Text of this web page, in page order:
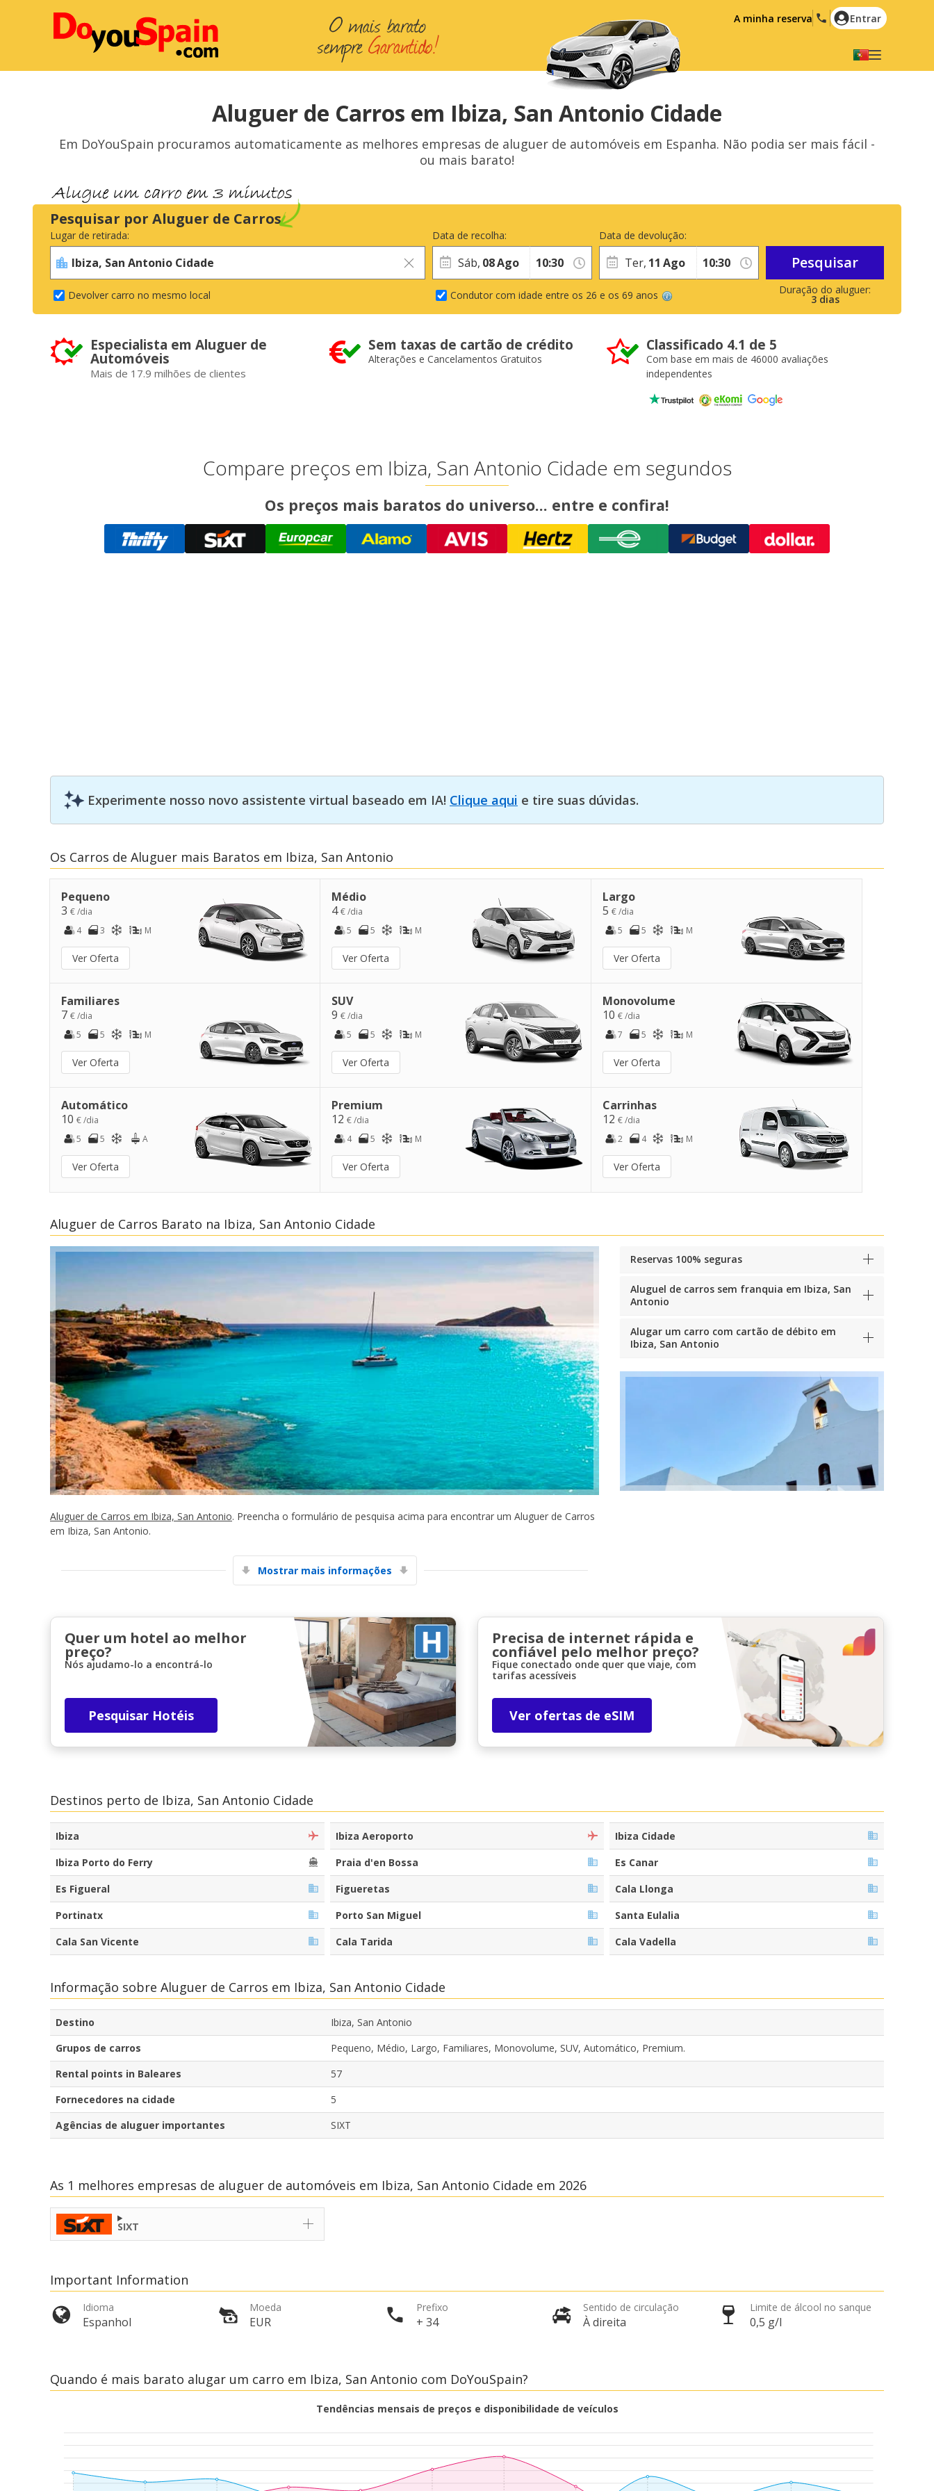
Descontos especiais
Aceda a ofertas exclusivas dos nossos
fornecedores
A minha reserva Entrar
English
Italiano
Nederlands
Русский
Hrvatski
العربية
Aluguer de Carros em Ibiza, San Antonio Cidade
Em DoYouSpain procuramos automaticamente as melhores empresas de aluguer de automóveis em Espanha. Não podia ser mais fácil -
ou mais barato!
Pesquisar por Aluguer de Carros
Lugar de retirada:
Devolver carro no mesmo local
Data de recolha:
Sáb, 08Ago
3 dias
Data de devolução:
Ter, 11 Ago
Condutor com idade entre os 26 e os 69 anos
Pesquisar
Especialista em Aluguer de
Automóveis
Mais de 17.9 milhões de clientes
Sem taxas de cartão de crédito
Alterações e Cancelamentos Gratuitos
Classificado 4.1 de 5
Com base em mais de 46000 avaliações
independentes
Compare preços em Ibiza, San Antonio Cidade em segundos
Os preços mais baratos do universo... entre e confira!
Experimente nosso novo assistente virtual baseado em IA! Clique aqui e tire suas dúvidas.
Os Carros de Aluguer mais Baratos em Ibiza, San Antonio
Pequeno
3 € /dia
4
3 M
Ver Oferta
Médio
4€ /dia
5
5 M
Ver Oferta
Largo
5 € /dia
5
5 M
Ver Oferta
Familiares
7 € /dia
5
5 M
Ver Oferta
SUV
9€ /dia
5
5 M
Ver Oferta
Monovolume
10 € /dia
7
5 M
Ver Oferta
Automático
10 € /dia
5
5 A
Ver Oferta
Premium
12€ /dia
4
5 M
Ver Oferta
Carrinhas
12 € /dia
2
4 M
Ver Oferta
Aluguer de Carros Barato na Ibiza, San Antonio Cidade
Aluguer de Carros em Ibiza, San Antonio. Preencha o formulário de pesquisa acima para encontrar um Aluguer de Carros
em Ibiza, San Antonio.
Mostrar mais informações
Reservas 100% seguras
Aluguel de carros sem franquia em Ibiza, San
Antonio
Alugar um carro com cartão de débito em
Ibiza, San Antonio
Quer um hotel ao melhor
preço?
Nós ajudamo-lo a encontrá-lo
Pesquisar Hotéis
Precisa de internet rápida e
confiável pelo melhor preço?
Fique conectado onde quer que viaje, com
tarifas acessíveis
Ver ofertas de eSIM
Destinos perto de Ibiza, San Antonio Cidade
Ibiza Ibiza Aeroporto
Ibiza Cidade
Ibiza Porto do Ferry
Praia d'en Bossa
Es Canar
Es Figueral
Figueretas
Cala Llonga
Portinatx
Porto San Miguel
Santa Eulalia
Cala San Vicente
Cala Tarida Cala Vadella
Informação sobre Aluguer de Carros em Ibiza, San Antonio Cidade
Destino
Ibiza, San Antonio
Grupos de carros
Pequeno, Médio, Largo, Familiares, Monovolume, SUV, Automático, Premium.
Rental points in Baleares
57
Fornecedores na cidade
5
Agências de aluguer importantes
SIXT
As 1 melhores empresas de aluguer de automóveis em Ibiza, San Antonio Cidade em 2026
SIXT
Important Information
Idioma
Espanhol
Moeda
EUR
Prefixo
+ 34
Sentido de circulação
À direita
Limite de álcool no sanque
0,5 g/l
Quando é mais barato alugar um carro em Ibiza, San Antonio com DoYouSpain?
Tendências mensais de preços e disponibilidade de veículos